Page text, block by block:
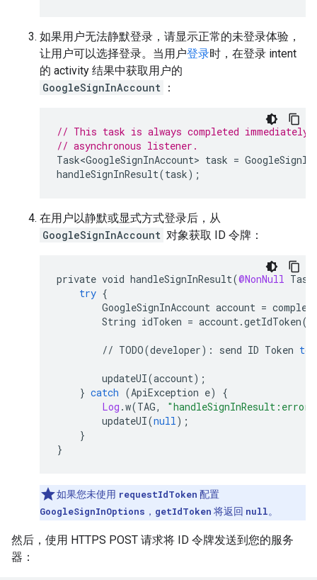
如果用户无法静默登录，请显示正常的未登录体验，
让用户可以选择登录。当用户登录时，在登录 intent
的 activity 结果中获取用户的
GoogleSignInAccount ：
// This task is always completed
// asynchronous listener.
Task<GoogleSignInAccount> task = GoogleSignIn
handleSignInResult(task);
在用户以静默或显式方式登录后，从
GoogleSignInAccount 对象获取 ID 令牌：
private void handleSignInResult(@NonNull
try {
GoogleSignInAccount account =
String idToken = account.getIdToken
// TODO(developer) : send ID Token to
updateUI(account);
} catch (ApiException e)
{
Log .w(TAG, "handleSignInResult:error"
updateUI(null);
}
}
如果您未使用 requestIdToken 配置
GoogleSignInOptions ， getIdToken 将返回 null。
然后，使用 HTTPS POST 请求将 ID 令牌发送到您的服务
器：